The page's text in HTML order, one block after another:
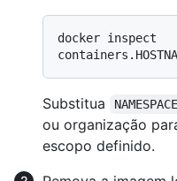
docker inspect
Substitua NAMESPACE
ou organização
escopo definido.